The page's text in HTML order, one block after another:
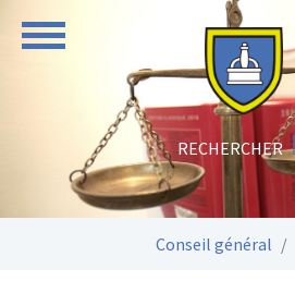
Conseil général